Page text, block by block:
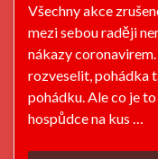
Všechny akce
mezi sebou raději
nákazy
rozveselit, pohádka
pohádku. Ale co je
hospůdce na kus …